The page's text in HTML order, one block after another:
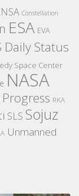
Constellation
ESA EVA
Daily Status
Space Center
NASA
Progress RKA
SLS Sojuz
Unmanned